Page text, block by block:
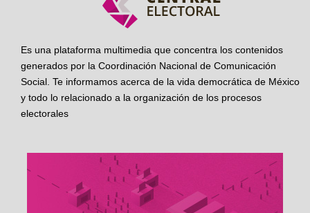
Es una plataforma multimedia que concentra los contenidos
generados por la Coordinación Nacional de Comunicación
Social. Te informamos acerca de la vida democrática de México
y todo lo relacionado a la organización de los procesos
electorales